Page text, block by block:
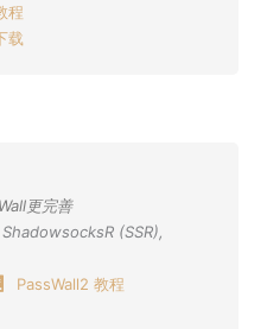
程
载
更完善
ShadowsocksR (SSR),
PassWall2 教程